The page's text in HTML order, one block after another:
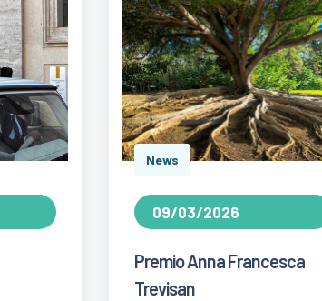
News
09/03/2026
Premio Anna Francesca
Trevisan